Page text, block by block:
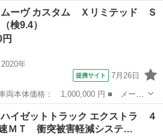
タフト ■ グレード名： Ｇター
量： 660cc ■ ドア枚数： 5D ■...
ムーヴ カスタム Ｘリミテッド Ｓ
検9.4）
2020年
提携サイト 7月26日
ムーヴ ■ グレード名： カスタ
■ 排気量： 660cc ■ ドア枚
イゼットトラック エクストラ ４
ＭＴ 衝突被害軽減システ…